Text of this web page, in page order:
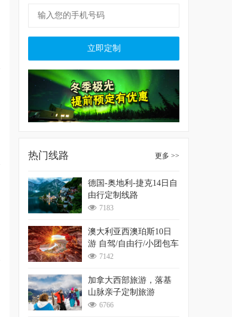
立即定制
热门线路 更多 >>
德国-奥地利-捷克14日自
由行定制线路
7183
澳大利亚西澳珀斯10日
游 自驾/自由行/小团包车
游 7142
加拿大西部旅游，落基
山脉亲子定制旅游
6766